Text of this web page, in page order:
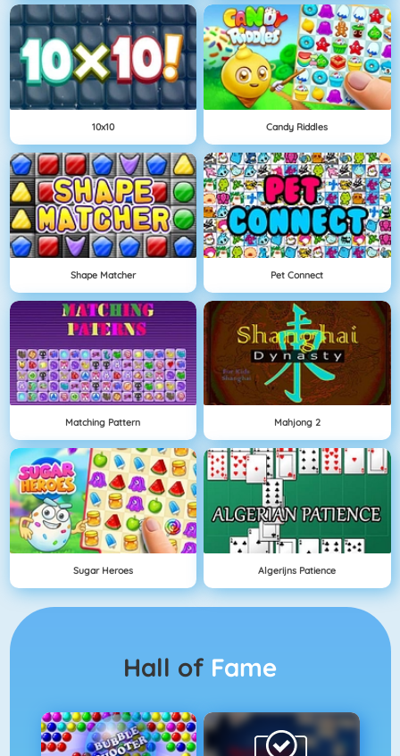
10x10 Candy Riddles
Shape Matcher Pet Connect
Matching Pattern Mahjong 2
Sugar Heroes Algerijns Patience
Hall of Fame